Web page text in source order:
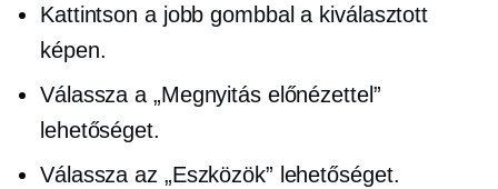
Kattintson a jobb gombbal a kiválasztott
képen.
Válassza a „Megnyitás előnézettel”
lehetőséget.
Válassza az „Eszközök” lehetőséget.